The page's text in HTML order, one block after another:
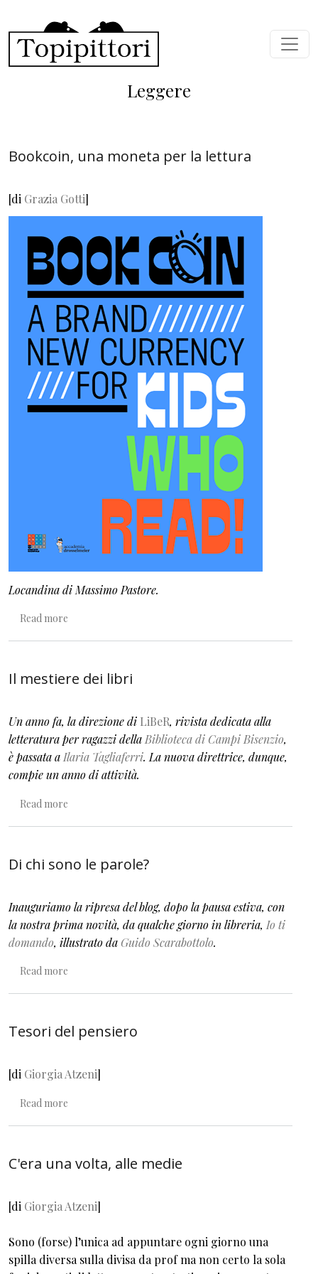
Leggere
Bookcoin, una moneta per la lettura
[di Grazia Gotti]
Locandina di Massimo Pastore.
Read more
Il mestiere dei libri
Un anno fa, la direzione di LiBeR, rivista dedicata alla
letteratura per ragazzi della Biblioteca di Campi Bisenzio,
è passata a Ilaria Tagliaferri. La nuova direttrice, dunque,
compie un anno di attività.
Read more
Di chi sono le parole?
Inauguriamo la ripresa del blog, dopo la pausa estiva, con
la nostra prima novità, da qualche giorno in libreria, Io ti
domando, illustrato daGuido Scarabottolo.
Read more
Tesori del pensiero
[di Giorgia Atzeni]
Read more
C'era una volta, alle medie
[di Giorgia Atzeni]
Sono (forse) l’unica ad appuntare ogni giorno una
spilla diversa sulla divisa da prof ma non certo la sola